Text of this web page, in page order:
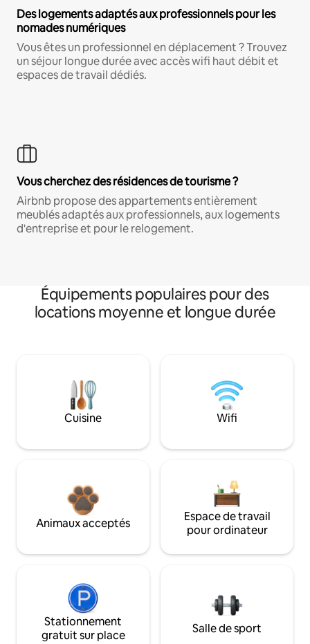
Des logements adaptés aux professionnels pour les
nomades numériques
Vous êtes un professionnel en déplacement ? Trouvez
un séjour longue durée avec accès wifi haut débit et
espaces de travail dédiés.
Vous cherchez des résidences de tourisme ?
Airbnb propose des appartements entièrement
meublés adaptés aux professionnels, aux logements
d'entreprise et pour le relogement.
Équipements populaires pour des
locations moyenne et longue durée
Cuisine Wifi
Animaux acceptés
Espace de travail
pour ordinateur
Stationnement
gratuit sur place
Salle de sport